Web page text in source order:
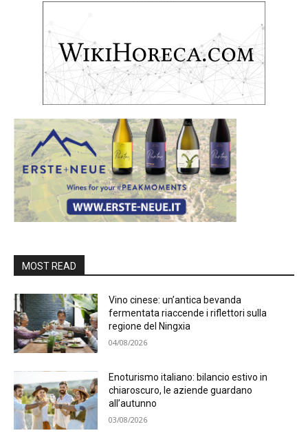
MOST READ
Vino cinese: un’antica bevanda
fermentata riaccende i riflettori sulla
regione del Ningxia
04/08/2026
Enoturismo italiano: bilancio estivo in
chiaroscuro, le aziende guardano
all’autunno
03/08/2026